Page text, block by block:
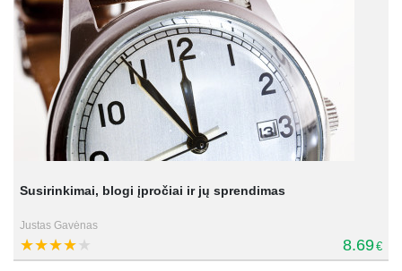
Susirinkimai, blogi įpročiai ir jų sprendimas
Justas Gavėnas
8.69€